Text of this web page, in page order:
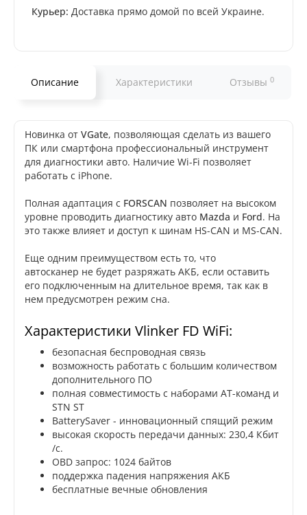
Курьер: Доставка прямо домой по всей Украине.
Описание Характеристики Отзывы 0
Новинка от VGate, позволяющая сделать из вашего
ПК или смартфона профессиональный инструмент
для диагностики авто. Наличие Wi-Fi позволяет
работать с iPhone.
Полная адаптация с FORSCAN позволяет на высоком
уровне проводить диагностику авто Mazda и Ford. На
это также влияет и доступ к шинам HS-CAN и MS-CAN.
Еще одним преимуществом есть то, что
автосканер не будет разряжать АКБ, если оставить
его подключенным на длительное время, так как в
нем предусмотрен режим сна.
Характеристики Vlinker FD WiFi:
безопасная беспроводная связь
возможность работать с большим количеством
дополнительного ПО
полная совместимость с наборами AT-команд и
STN ST
BatterySaver - инновационный спящий режим
высокая скорость передачи данных: 230,4 Кбит
/с.
OBD запрос: 1024 байтов
поддержка падения напряжения АКБ
бесплатные вечные обновления